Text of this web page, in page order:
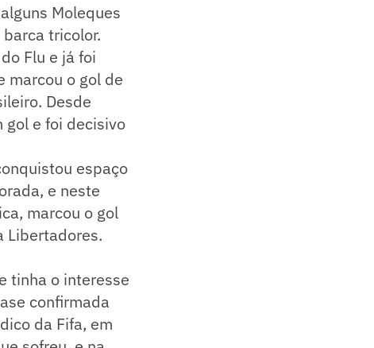
Moleques
tricolor.
Flu e já foi
marcou o gol de
Desde
gol e foi decisivo
espaço
e neste
marcou o gol
Libertadores.
tinha o interesse
confirmada
da Fifa, em